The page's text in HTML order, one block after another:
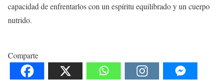
capacidad de enfrentarlos con un espíritu equilibrado y un cuerpo
nutrido.
Comparte